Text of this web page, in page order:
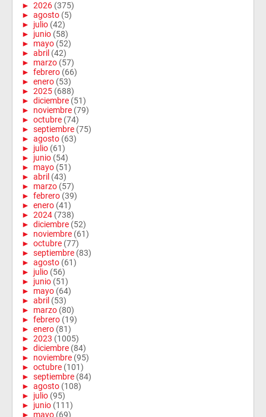
► 2026 (375)
► agosto (5)
► julio (42)
► junio (58)
► mayo (52)
► abril (42)
► marzo (57)
► febrero (66)
► enero (53)
► 2025 (688)
► diciembre (51)
► noviembre (79)
► octubre (74)
► septiembre (75)
► agosto (63)
► julio (61)
► junio (54)
► mayo (51)
► abril (43)
► marzo (57)
► febrero (39)
► enero (41)
► 2024 (738)
► diciembre (52)
► noviembre (61)
► octubre (77)
► septiembre (83)
► agosto (61)
► julio (56)
► junio (51)
► mayo (64)
► abril (53)
► marzo (80)
► febrero (19)
► enero (81)
► 2023 (1005)
► diciembre (84)
► noviembre (95)
► octubre (101)
► septiembre (84)
► agosto (108)
► julio (95)
► junio (111)
► mayo (69)